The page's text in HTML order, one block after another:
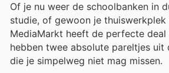
Of je nu weer de schoolbanken in
studie, of gewoon je
MediaMarkt heeft de perfecte deal
hebben twee absolute pareltjes
die je simpelweg niet mag missen.